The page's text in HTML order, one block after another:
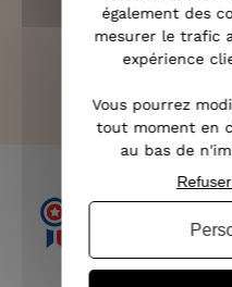
PAIEMENT
CB, PAYPAL,
également des
mesurer le trafic
expérience
Vous pourrez
tout moment en
au bas de